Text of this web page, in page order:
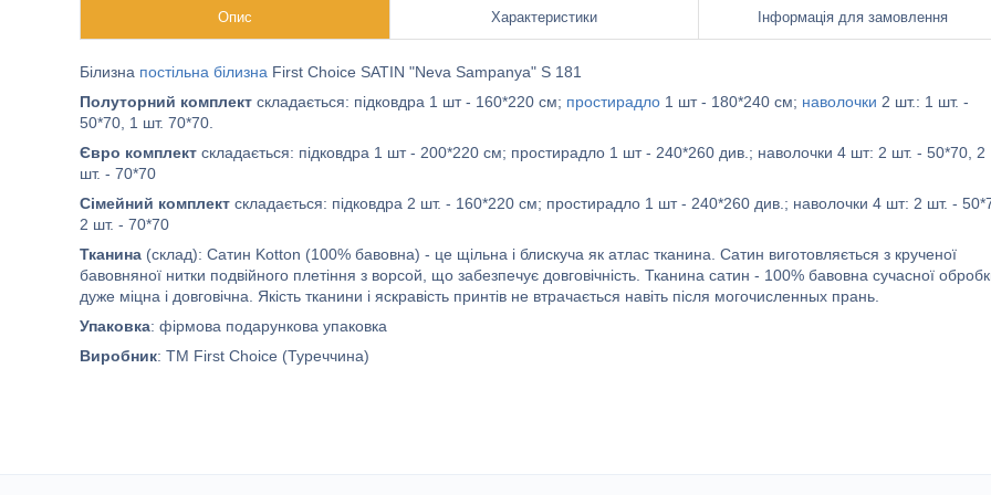
Опис Характеристики Інформація для замовлення
Білизна постільна білизна First Choice SATIN "Neva Sampanya" S 181
Полуторний комплект складається: підковдра 1 шт - 160*220 см; простирадло 1 шт - 180*240 см; наволочки 2 шт.: 1 шт. -
50*70, 1 шт. 70*70.
Євро комплект складається: підковдра 1 шт - 200*220 см; простирадло 1 шт - 240*260 див.; наволочки 4 шт: 2 шт. - 50*70, 2
шт. - 70*70
Сімейний комплект складається: підковдра 2 шт. - 160*220 см; простирадло 1 шт - 240*260 див.; наволочки 4 шт: 2 шт. -
2 шт. - 70*70
Тканина (склад): Сатин Kotton (100% бавовна) - це щільна і блискуча як атлас тканина. Сатин виготовляється з крученої
бавовняної нитки подвійного плетіння з ворсой, що забезпечує довговічність. Тканина сатин - 100% бавовна сучасної
дуже міцна і довговічна. Якість тканини і яскравість принтів не втрачається навіть після могочисленных прань.
Упаковка: фірмова подарункова упаковка
Виробник: ТМ First Choice (Туреччина)